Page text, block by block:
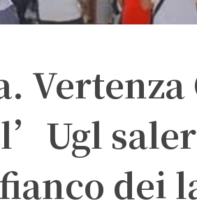
Vertenza
dei